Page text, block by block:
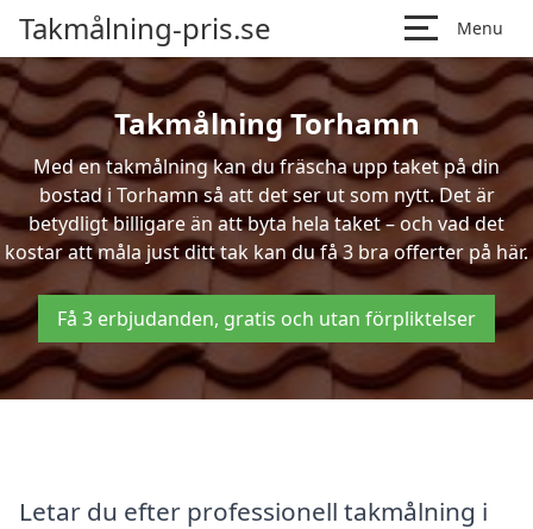
Takmålning-pris.se Menu
Takmålning Torhamn
Med en takmålning kan du fräscha upp taket på din
bostad i Torhamn så att det ser ut som nytt. Det är
betydligt billigare än att byta hela taket – och vad det
kostar att måla just ditt tak kan du få 3 bra offerter på här.
Få 3 erbjudanden, gratis och utan förpliktelser
Letar du efter professionell takmålning i